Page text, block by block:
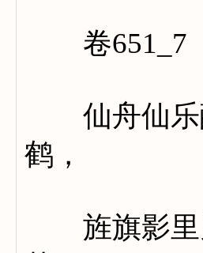
卷651_7
仙舟仙乐
鹤，
旌旗影里